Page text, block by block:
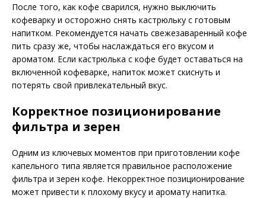
После того, как кофе сварился, нужно выключить
кофеварку и осторожно снять кастрюльку с готовым
напитком. Рекомендуется начать свежезаваренный кофе
пить сразу же, чтобы наслаждаться его вкусом и
ароматом. Если кастрюлька с кофе будет оставаться на
включенной кофеварке, напиток может скиснуть и
потерять свой привлекательный вкус.
Корректное позиционирование
фильтра и зерен
Одним из ключевых моментов при приготовлении кофе
капельного типа является правильное расположение
фильтра и зерен кофе. Некорректное позиционирование
может привести к плохому вкусу и аромату напитка.